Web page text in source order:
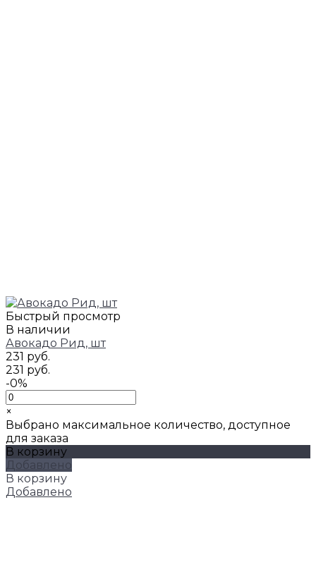
Быстрый просмотр
В наличии
Авокадо Рид, шт
231 руб.
231 руб.
-0%
×
Выбрано максимальное количество, доступное
для заказа
В корзину
Добавлено
В корзину
Добавлено